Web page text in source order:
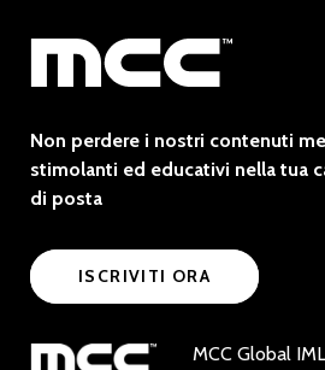
Non perdere i nostri contenuti
stimolanti ed educativi nella tua
di posta
ISCRIVITI ORA
MCC Global